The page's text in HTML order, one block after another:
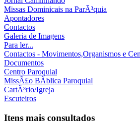
Missas Dominicais na ParÃ³quia
Apontadores
Contactos
Galeria de Imagens
Para ler...
Contactos - Movimentos,Organismos e
Documentos
Centro Paroquial
MissÃ£o BÃ­blica Paroquial
CartÃ³rio/Igreja
Escuteiros
Itens mais consultados